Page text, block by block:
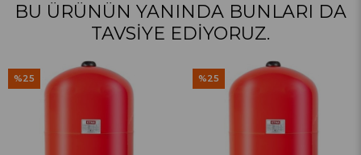
BU ÜRÜNÜN YANINDA BUNLARI DA
TAVSIYE EDIYORUZ.
%25 %25